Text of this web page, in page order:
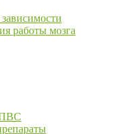
работы мозга